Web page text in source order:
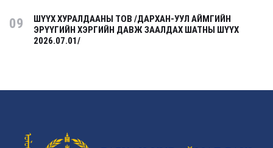
09
ШҮҮХ ХУРАЛДААНЫ ТОВ /ДАРХАН-УУЛ АЙМГИЙН
ЭРҮҮГИЙН ХЭРГИЙН ДАВЖ ЗААЛДАХ ШАТНЫ ШҮҮХ
2026.07.01/